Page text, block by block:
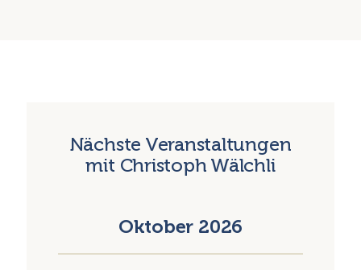
Nächste Veranstaltungen
mit Christoph Wälchli
Oktober 2026